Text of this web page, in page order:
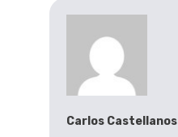
Carlos Castellanos